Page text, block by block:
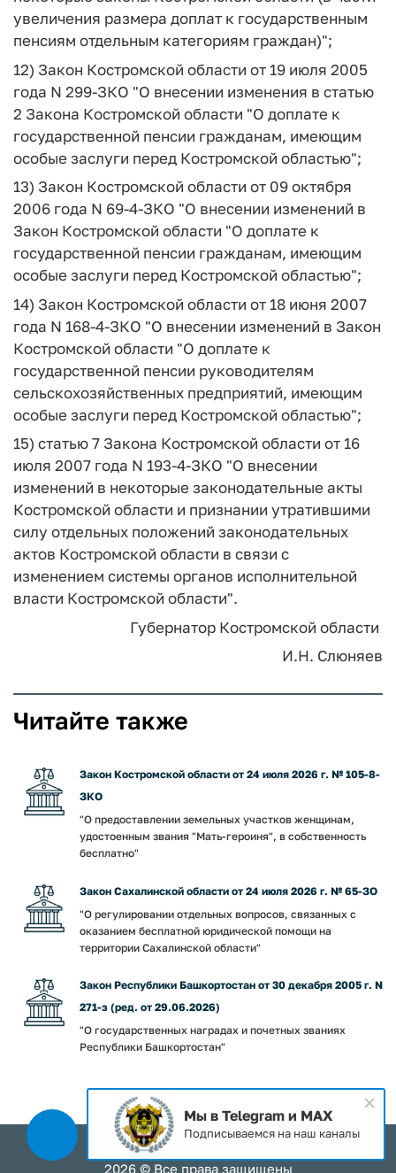
увеличения размера доплат к государственным
пенсиям отдельным категориям граждан)";
12) Закон Костромской области от 19 июля 2005
года N 299-ЗКО "О внесении изменения в статью
2 Закона Костромской области "О доплате к
государственной пенсии гражданам, имеющим
особые заслуги перед Костромской областью";
13) Закон Костромской области от 09 октября
2006 года N 69-4-ЗКО "О внесении изменений в
Закон Костромской области "О доплате к
государственной пенсии гражданам, имеющим
особые заслуги перед Костромской областью";
14) Закон Костромской области от 18 июня 2007
года N 168-4-ЗКО "О внесении изменений в Закон
Костромской области "О доплате к
государственной пенсии руководителям
сельскохозяйственных предприятий, имеющим
особые заслуги перед Костромской областью";
15) статью 7 Закона Костромской области от 16
июля 2007 года N 193-4-ЗКО "О внесении
изменений в некоторые законодательные акты
Костромской области и признании утратившими
силу отдельных положений законодательных
актов Костромской области в связи с
изменением системы органов исполнительной
власти Костромской области".
Губернатор Костромской области
И.Н. Слюняев
Читайте также
Закон Костромской области от 24 июля 2026 г. № 105-8-
ЗКО
"О предоставлении земельных участков женщинам,
удостоенным звания "Мать-героиня", в собственность
бесплатно"
Закон Сахалинской области от 24 июля 2026 г. № 65-ЗО
"О регулировании отдельных вопросов, связанных с
оказанием бесплатной юридической помощи на
территории Сахалинской области"
Закон Республики Башкортостан от 30 декабря 2005 г. N
271-з (ред. от 29.06.2026)
"О государственных наградах и почетных званиях
Республики Башкортостан"
2026 © Все права защищены
Мы в Telegram и MAX
Подписываемся на наш каналы